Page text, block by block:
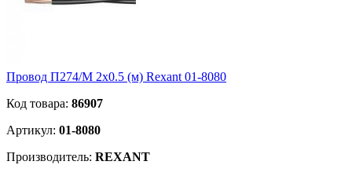
Провод П274/М 2х0.5 (м) Rexant 01-8080
Код товара: 86907
Артикул: 01-8080
Производитель: REXANT